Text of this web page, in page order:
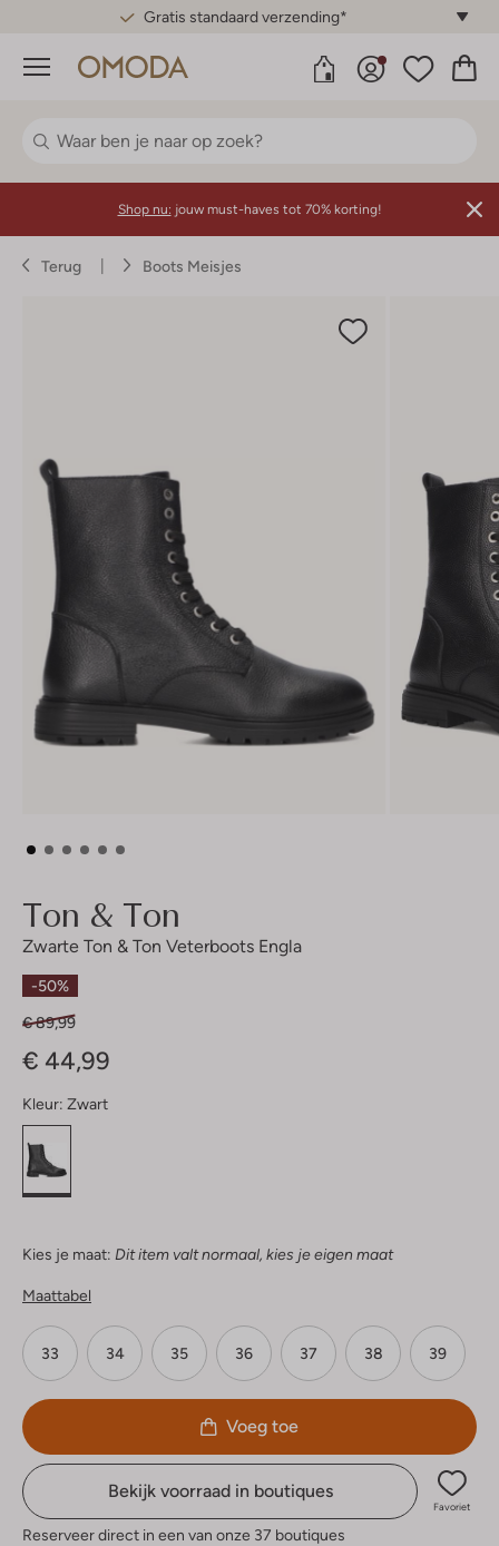
Gratis standaard verzending*
Menu
Shop nu: jouw must-haves tot 70% korting!
Terug Boots Meisjes
Ton & Ton
Zwarte Ton & Ton Veterboots Engla
-50%
€ 89,99
€ 44,99
Kleur: Zwart
Kies je maat: Dit item valt normaal, kies je eigen maat
Maattabel
33 34 35 36 37 38 39
Voeg toe
Bekijk voorraad in boutiques
Favoriet
Reserveer direct in een van onze 37 boutiques